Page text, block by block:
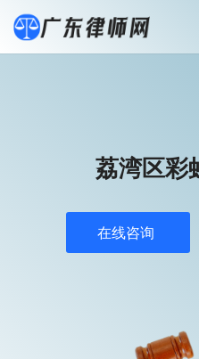
荔湾区彩
在线咨询